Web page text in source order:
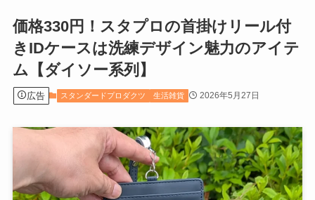
価格330円！スタプロの首掛けリール付
きIDケースは洗練デザイン魅力のアイテ
ム【ダイソー系列】
広告 スタンダードプロダクツ 生活雑貨 2026年5月27日